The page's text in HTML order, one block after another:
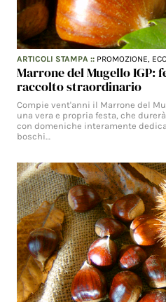
ARTICOLI STAMPA :: PROMOZIONE,
Marrone del Mugello IGP:
raccolto straordinario
Compie vent'anni il Marrone del
una vera e propria festa, che
con domeniche interamente
boschi…